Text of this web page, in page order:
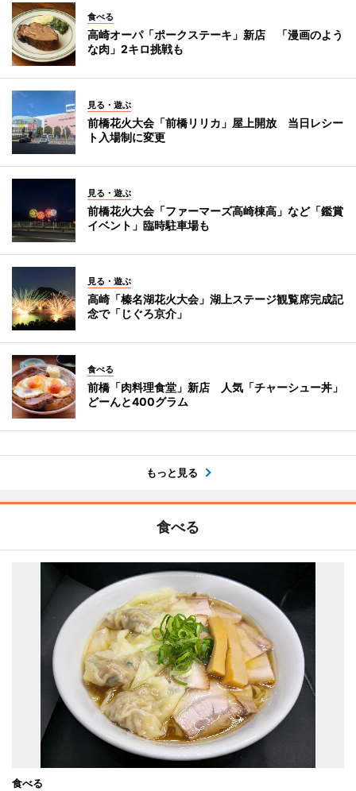
食べる
高崎オーパ「ポークステーキ」新店 「漫画のよう
な肉」2キロ挑戦も
見る・遊ぶ
前橋花火大会「前橋リリカ」屋上開放 当日レシー
ト入場制に変更
見る・遊ぶ
前橋花火大会「ファーマーズ高崎棟高」など「鑑賞
イベント」臨時駐車場も
見る・遊ぶ
高崎「榛名湖花火大会」湖上ステージ観覧席完成記
念で「じぐろ京介」
食べる
前橋「肉料理食堂」新店 人気「チャーシュー丼」
どーんと400グラム
もっと見る
食べる
食べる